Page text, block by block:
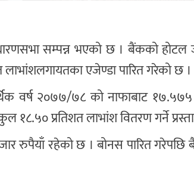
सम्पन्न भएको छ । बैंकको होटल
एजेण्डा पारित गरेको छ ।
वर्ष २०७७/७८ को नाफाबाट
प्रतिशत लाभांश वितरण गर्ने
रुपैयाँ रहेको छ । बोनस पारित